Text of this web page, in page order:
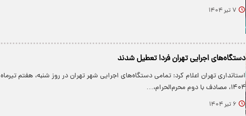
۷ تیر ۱۴۰۴
دستگاه‌های اجرایی تهران فردا تعطیل شدند
استانداری تهران اعلام کرد: تمامی دستگاه‌های اجرایی شهر تهران در روز شنبه، هفتم تیرماه
۱۴۰۴، مصادف با دوم محرم‌الحرام،…
۶ تیر ۱۴۰۴